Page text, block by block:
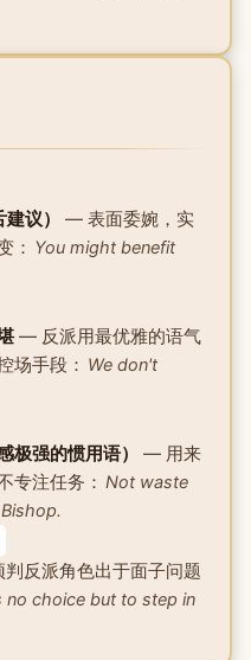
议）
— 表面委婉，实
： You might benefit
— 反派用最优雅的语气
场手段： We don't
极强的惯用语）
— 用来
专注任务： Not waste
反派角色出于面子问题
no choice but to step in